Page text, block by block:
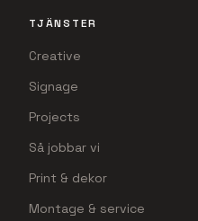
TJÄNSTER
Creative
Signage
Projects
Så jobbar vi
Print & dekor
Montage & service